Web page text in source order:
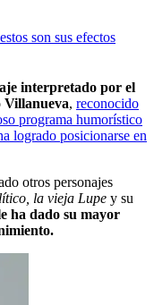
son sus efectos
interpretado por el
Villanueva, reconocido
programa humorístico
logrado posicionarse en
otros personajes
la vieja Lupe y su
ha dado su mayor